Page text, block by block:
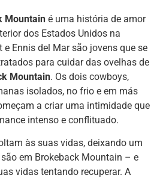
Mountain é uma história de amor
dos Estados Unidos na
Ennis del Mar são jovens que se
para cuidar das ovelhas de
Mountain. Os dois cowboys,
isolados, no frio e em más
a criar uma intimidade que
intenso e conflituado.
às suas vidas, deixando um
em Brokeback Mountain – e
vidas tentando recuperar. A